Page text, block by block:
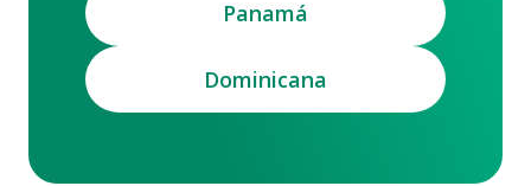
Panamá
Dominicana